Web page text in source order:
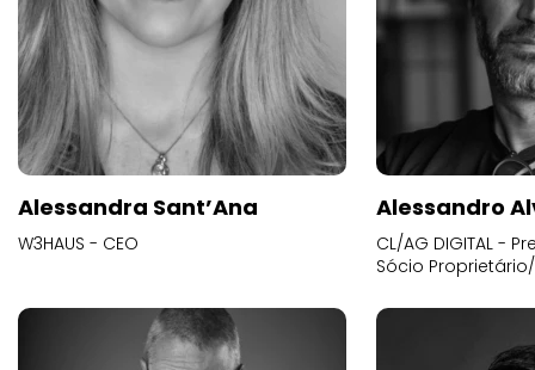
Alessandra Sant’Ana
W3HAUS - CEO
Alessandro
CL/AG DIGITAL -
Sócio